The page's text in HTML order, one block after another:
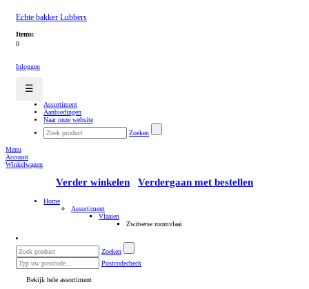
Echte bakker Lubbers
Items:
0
Inloggen
☰
Assortiment
Aanbiedingen
Naar onze website
Zoeken
Menu
Account
Winkelwagen
Verder winkelen Verdergaan met bestellen
Home
Assortiment
Vlaaien
Zwitserse roomvlaai
Zoeken
Postcodecheck
Bekijk hele assortiment